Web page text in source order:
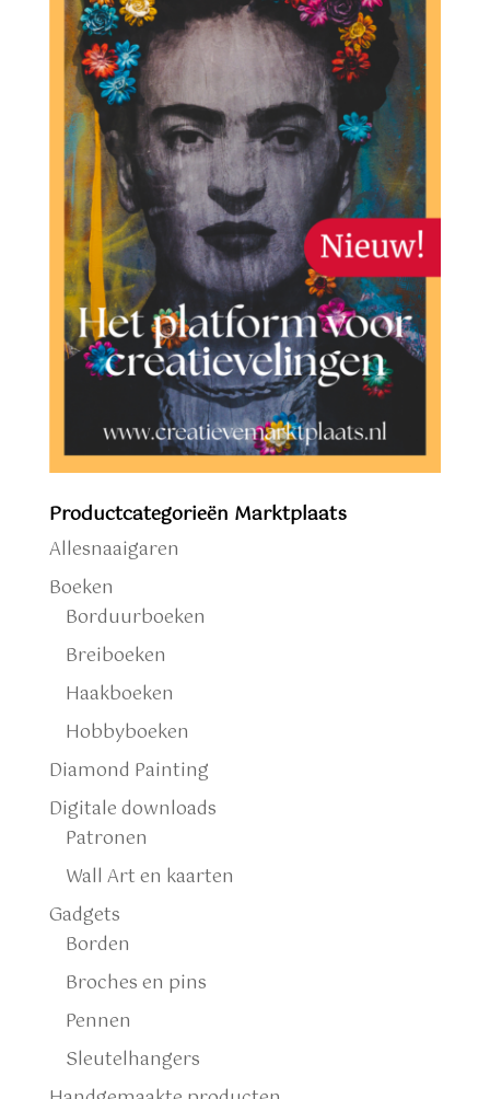
Productcategorieën Marktplaats
Allesnaaigaren
Boeken
Borduurboeken
Breiboeken
Haakboeken
Hobbyboeken
Diamond Painting
Digitale downloads
Patronen
Wall Art en kaarten
Gadgets
Borden
Broches en pins
Pennen
Sleutelhangers